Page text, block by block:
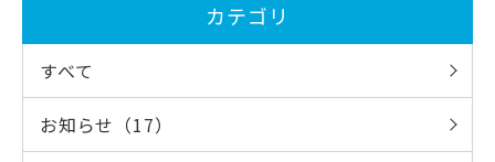
カテゴリ
すべて
お知らせ（17）